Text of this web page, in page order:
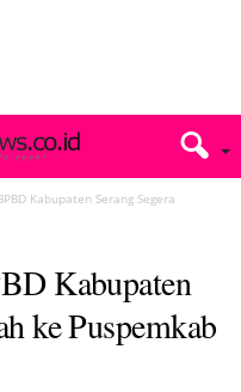
Kabupaten Serang Segera
Kabupaten
ke Puspemkab